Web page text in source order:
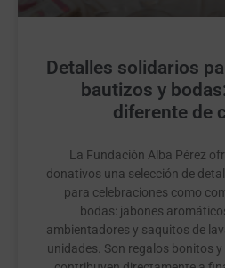
Detalles solidarios
bautizos y
diferente de
La Fundación Alba Pérez
donativos una selección de
para celebraciones como
bodas: jabones
ambientadores y saquitos de
unidades. Son regalos bonitos